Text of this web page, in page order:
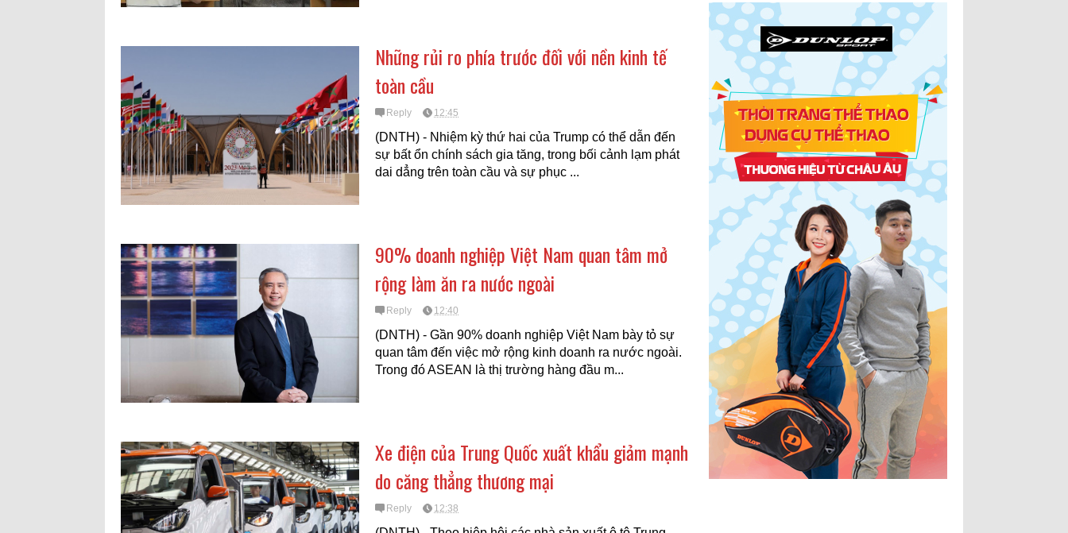
Những rủi ro phía trước đối với nền kinh tế
toàn cầu
Reply 12:45
(DNTH) - Nhiệm kỳ thứ hai của Trump có thể dẫn đến
sự bất ổn chính sách gia tăng, trong bối cảnh lạm phát
dai dẳng trên toàn cầu và sự phục ...
90% doanh nghiệp Việt Nam quan tâm mở
rộng làm ăn ra nước ngoài
Reply 12:40
(DNTH) - Gần 90% doanh nghiệp Việt Nam bày tỏ sự
quan tâm đến việc mở rộng kinh doanh ra nước ngoài.
Trong đó ASEAN là thị trường hàng đầu m...
Xe điện của Trung Quốc xuất khẩu giảm mạnh
do căng thẳng thương mại
Reply 12:38